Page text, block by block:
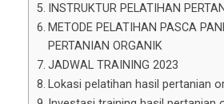
INSTRUKTUR PELATIHAN
METODE PELATIHAN PASCA
PERTANIAN ORGANIK
JADWAL TRAINING 2023
Lokasi pelatihan hasil pertanian